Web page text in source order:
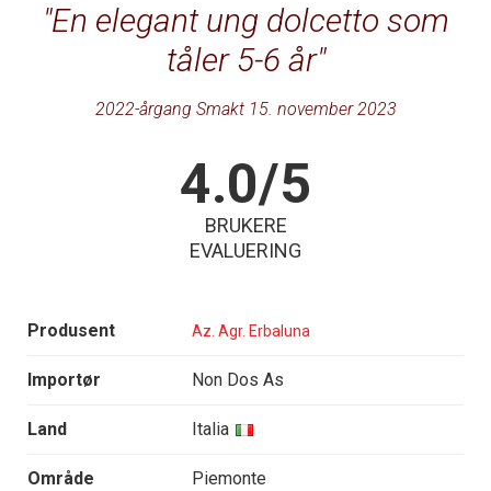
En elegant ung dolcetto som
tåler 5-6 år
2022-årgang Smakt 15. november 2023
4.0/5
BRUKERE
EVALUERING
Produsent Az. Agr. Erbaluna
Importør Non Dos As
Land Italia
Område Piemonte